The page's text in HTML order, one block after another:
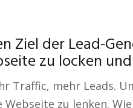
Ziel der Lead-
zu locken
Traffic, mehr Leads.
zu lenken.